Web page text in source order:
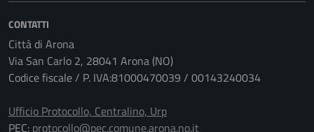
CONTATTI
Città di Arona
Via San Carlo 2, 28041 Arona (NO)
Codice fiscale / P. IVA:81000470039 / 00143240034
Ufficio Protocollo, Centralino, Urp
PEC: protocollo@pec.comune.arona.no.it